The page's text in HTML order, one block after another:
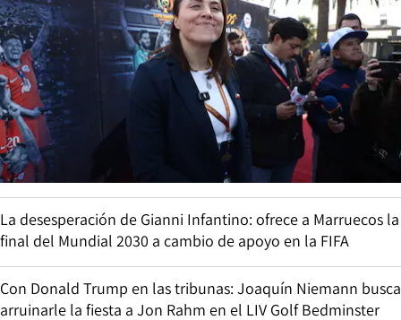
La desesperación de Gianni Infantino: ofrece a Marruecos la
final del Mundial 2030 a cambio de apoyo en la FIFA
Con Donald Trump en las tribunas: Joaquín Niemann busca
arruinarle la fiesta a Jon Rahm en el LIV Golf Bedminster